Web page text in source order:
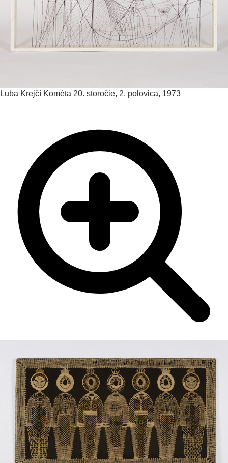
Luba Krejčí Kométa 20. storočie, 2. polovica, 1973